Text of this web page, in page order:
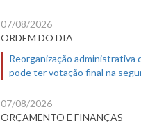
07/08/2026
ORDEM DO DIA
Reorganização administrativa
pode ter votação final na
07/08/2026
ORÇAMENTO E FINANÇAS